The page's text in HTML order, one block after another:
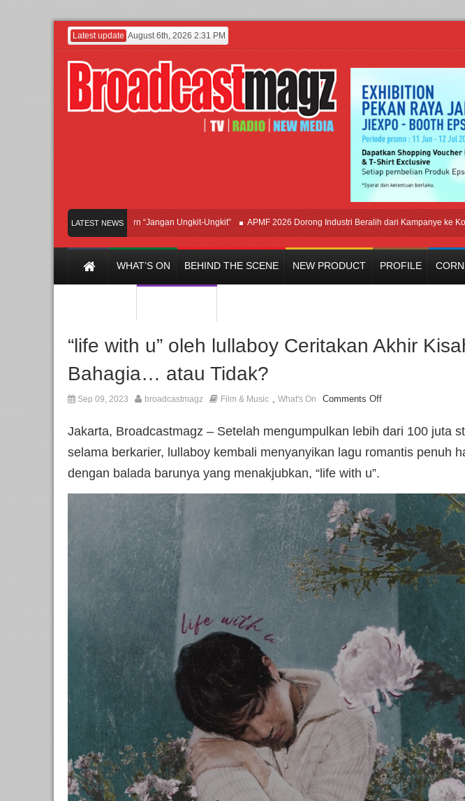
Latest update August 6th, 2026 2:31 PM
LATEST NEWS
Afan Hadirkan Hipdut Modern “Jangan Ungkit-Ungkit” APMF 2026 Dorong Industri Beralih dari Kampanye ke
WHAT’S ON BEHIND THE SCENE NEW PRODUCT PROFILE
“life with u” oleh lullaboy Ceritakan Akhir
Bahagia… atau Tidak?
Sep 09, 2023 broadcastmagz Film & Music , What's On Comments Off
Jakarta, Broadcastmagz – Setelah mengumpulkan lebih dari 100 juta
selama berkarier, lullaboy kembali menyanyikan lagu romantis penuh
dengan balada barunya yang menakjubkan, “life with u”.